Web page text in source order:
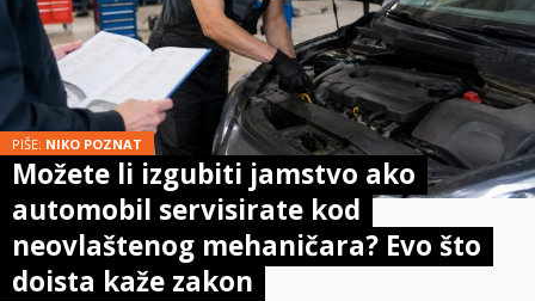
PIŠE: NIKO POZNAT
Možete li izgubiti jamstvo ako
automobil servisirate kod
neovlaštenog mehaničara? Evo što
doista kaže zakon